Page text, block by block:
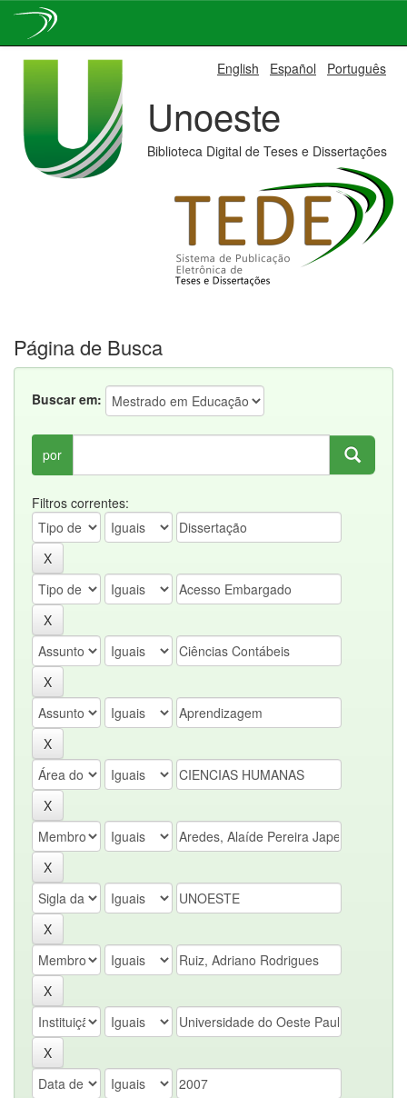
English Español Português
Unoeste
Biblioteca Digital de Teses e Dissertações
Página de Busca
Buscar em:
por
Filtros correntes: